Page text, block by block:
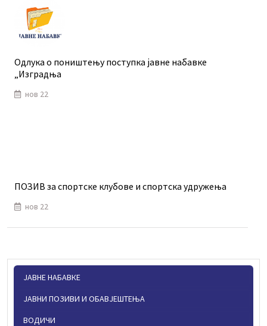
Одлука о поништењу поступка јавне набавке
„Изградња
нов 22
ПОЗИВ за спортске клубове и спортска удружења
нов 22
ЈАВНЕ НАБАВКЕ
ЈАВНИ ПОЗИВИ И ОБАВЈЕШТЕЊА
ВОДИЧИ